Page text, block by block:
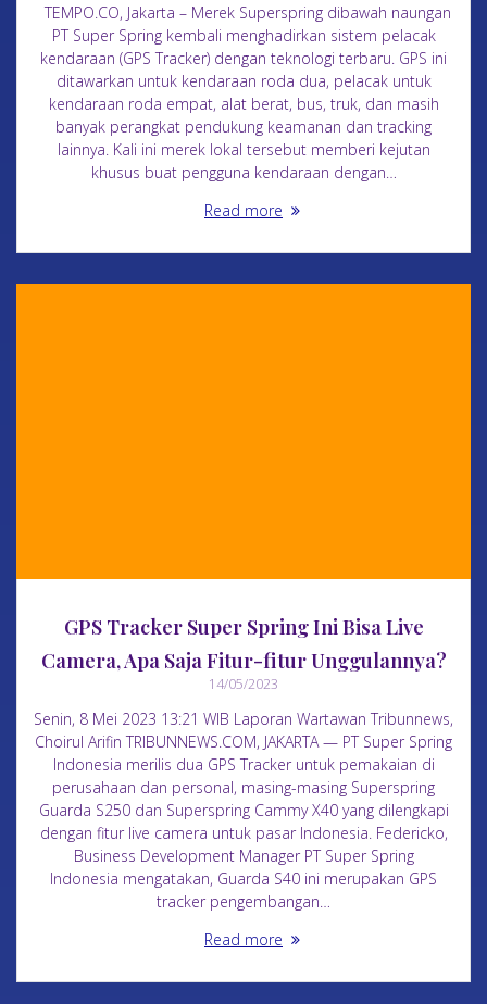
TEMPO.CO, Jakarta – Merek Superspring dibawah naungan
PT Super Spring kembali menghadirkan sistem pelacak
kendaraan (GPS Tracker) dengan teknologi terbaru. GPS ini
ditawarkan untuk kendaraan roda dua, pelacak untuk
kendaraan roda empat, alat berat, bus, truk, dan masih
banyak perangkat pendukung keamanan dan tracking
lainnya. Kali ini merek lokal tersebut memberi kejutan
khusus buat pengguna kendaraan dengan…
Read more
GPS Tracker Super Spring Ini Bisa Live
Camera, Apa Saja Fitur-fitur Unggulannya?
14/05/2023
Senin, 8 Mei 2023 13:21 WIB Laporan Wartawan Tribunnews,
Choirul Arifin TRIBUNNEWS.COM, JAKARTA — PT Super Spring
Indonesia merilis dua GPS Tracker untuk pemakaian di
perusahaan dan personal, masing-masing Superspring
Guarda S250 dan Superspring Cammy X40 yang dilengkapi
dengan fitur live camera untuk pasar Indonesia. Federicko,
Business Development Manager PT Super Spring
Indonesia mengatakan, Guarda S40 ini merupakan GPS
tracker pengembangan…
Read more